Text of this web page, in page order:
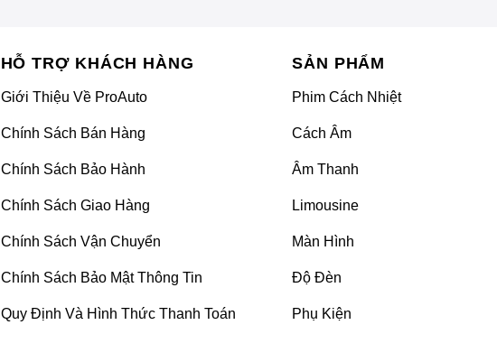
HỖ TRỢ KHÁCH HÀNG
Giới Thiệu Về ProAuto
Chính Sách Bán Hàng
Chính Sách Bảo Hành
Chính Sách Giao Hàng
Chính Sách Vận Chuyển
Chính Sách Bảo Mật Thông Tin
Quy Định Và Hình Thức Thanh Toán
SẢN PHẨM
Phim Cách Nhiệt
Cách Âm
Âm Thanh
Limousine
Màn Hình
Độ Đèn
Phụ Kiện